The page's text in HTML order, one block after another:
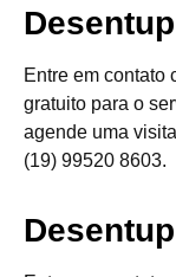
Entre em contato
gratuito para o
agende uma
(19) 99520 8603.